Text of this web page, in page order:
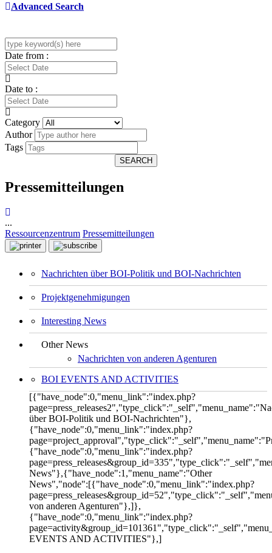
Advanced Search
Date from :
Date to :
Category
Author
Tags
SEARCH
Pressemitteilungen
...
Ressourcenzentrum Pressemitteilungen
Nachrichten über BOI-Politik und BOI-Nachrichten
Projektgenehmigungen
Interesting News
Other News
Nachrichten von anderen Agenturen
BOI EVENTS AND ACTIVITIES
[{"have_node":0,"menu_link":"index.php?
über BOI-Politik und BOI-Nachrichten"},
{"have_node":0,"menu_link":"index.php?
{"have_node":0,"menu_link":"index.php?
News"},{"have_node":1,"menu_name":"Other
News","node":[{"have_node":0,"menu_link":"index.php?
von anderen Agenturen"},]},
{"have_node":0,"menu_link":"index.php?
EVENTS AND ACTIVITIES"},]